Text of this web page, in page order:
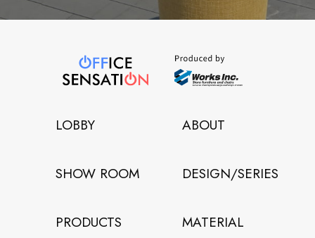
LOBBY ABOUT
SHOW ROOM DESIGN/SERIES
PRODUCTS MATERIAL